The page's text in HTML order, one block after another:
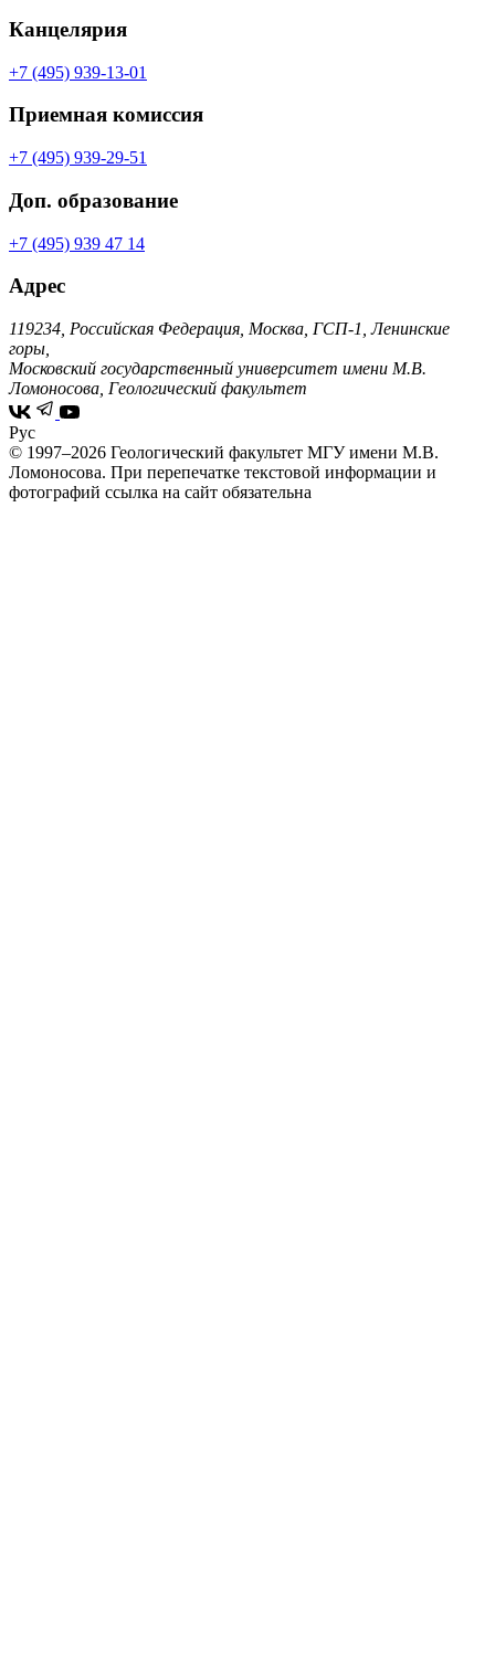
Канцелярия
+7 (495) 939-13-01
Приемная комиссия
+7 (495) 939-29-51
Доп. образование
+7 (495) 939 47 14
Адрес
119234, Российская Федерация, Москва, ГСП-1, Ленинские
горы,
Московский государственный университет имени М.В.
Ломоносова, Геологический факультет
Рус
© 1997–2026 Геологический факультет МГУ имени М.В.
Ломоносова. При перепечатке текстовой информации и
фотографий ссылка на сайт обязательна